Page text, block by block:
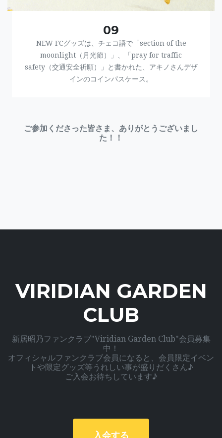
09
NEW FCグッズは、チェコ語で「section of the
moonlight（月光節）」、「pray for traffic
safety（交通安全祈願）」と書かれた、アキノさんデザ
インのコインパスケース。
ご参加くださった皆さま、ありがとうございまし
た！！
VIRIDIAN GARDEN
CLUB
新居昭乃ファンクラブ"Viridian Garden Club"会員募集
中！
オフィシャルファンクラブ会員になると、会員限定イベン
トや限定グッズ等うれしい事が盛りだくさん♪
ご入会お待ちしています♪
入会する